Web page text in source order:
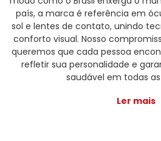
país, a marca é referência em
sol e lentes de contato, unindo
conforto visual. Nosso
queremos que cada pessoa
refletir sua personalidade e
saudável em todas
Ler mais